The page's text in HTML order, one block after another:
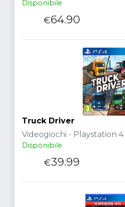
Disponibile
€64.90
Truck Driver
Videogiochi - Playstation 4
Disponibile
€39.99